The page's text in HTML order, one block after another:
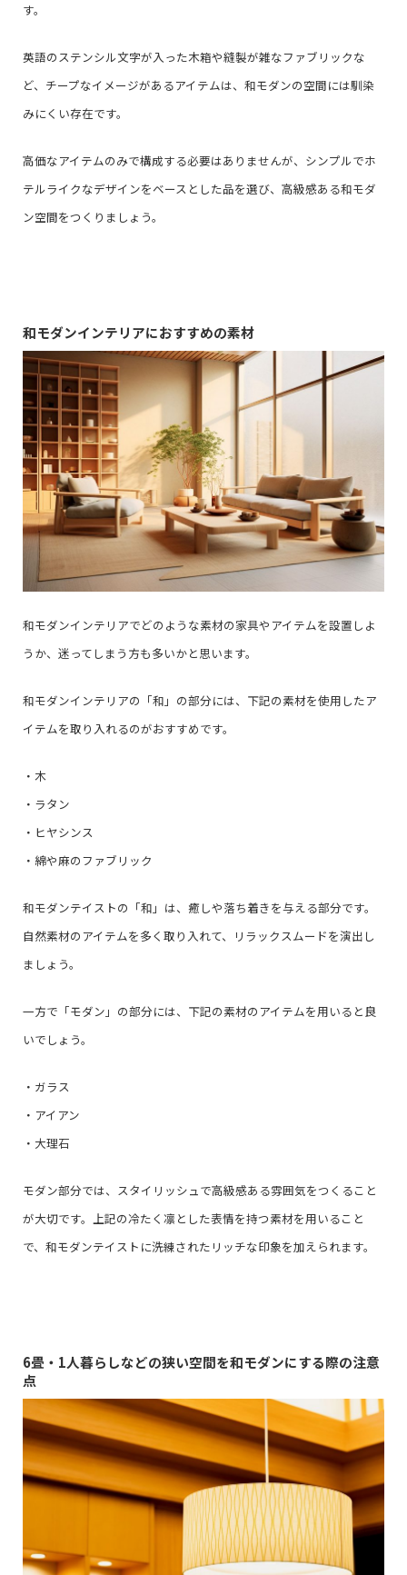
す。
英語のステンシル文字が入った木箱や縫製が雑なファブリックな
ど、チープなイメージがあるアイテムは、和モダンの空間には馴染
みにくい存在です。
高価なアイテムのみで構成する必要はありませんが、シンプルでホ
テルライクなデザインをベースとした品を選び、高級感ある和モダ
ン空間をつくりましょう。
和モダンインテリアにおすすめの素材
和モダンインテリアでどのような素材の家具やアイテムを設置しよ
うか、迷ってしまう方も多いかと思います。
和モダンインテリアの「和」の部分には、下記の素材を使用したア
イテムを取り入れるのがおすすめです。
・木
・ラタン
・ヒヤシンス
・綿や麻のファブリック
和モダンテイストの「和」は、癒しや落ち着きを与える部分です。
自然素材のアイテムを多く取り入れて、リラックスムードを演出し
ましょう。
一方で「モダン」の部分には、下記の素材のアイテムを用いると良
いでしょう。
・ガラス
・アイアン
・大理石
モダン部分では、スタイリッシュで高級感ある雰囲気をつくること
が大切です。上記の冷たく凛とした表情を持つ素材を用いること
で、和モダンテイストに洗練されたリッチな印象を加えられます。
6畳・1人暮らしなどの狭い空間を和モダンにする際の注意
点